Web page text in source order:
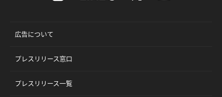
広告について
プレスリリース窓口
プレスリリース一覧